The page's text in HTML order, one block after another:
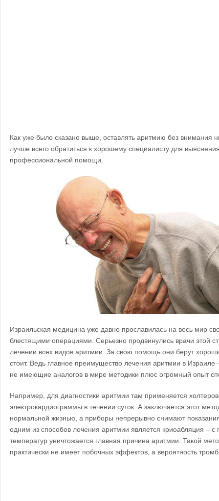
Как уже было сказано выше, оставлять аритмию без внимания
лучше всего обратиться к хорошему специалисту для
профессиональной помощи.
Израильская медицина уже давно прославилась на весь мир
блестящими операциями. Серьезно продвинулись врачи этой
лечении всех видов аритмии. За свою помощь они берут
стоит. Ведь главное преимущество лечения аритмии в Израиле
не имеющие аналогов в мире методики плюс огромный опыт
Например, для диагностики аритмии там применяется
электрокардиограммы в течении суток. А заключается этот
нормальной жизнью, а приборы непрерывно снимают
одним из способов лечения аритмии является криоабляция –
температур уничтожается главная причина аритмии. Такой
практически не имеет побочных эффектов, а вероятность